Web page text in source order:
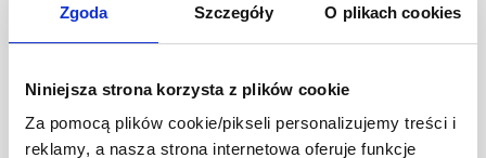
Zgoda Szczegóły O plikach cookies
Niniejsza strona korzysta z plików cookie
Za pomocą plików cookie/pikseli personalizujemy treści i
reklamy, a nasza strona internetowa oferuje funkcje
Prowadzimy zrównoważony system upraw. Dokładnie
sprawdzamy każdą partię oliwek - od momentu zbioru z drzewek
dbamy o różnorodność biologiczną, a każda odmiana oliwek jest
inaczej pielęgnowana. Dzięki wykorzystaniu nowoczesnej
technologii, dysponujemy szczegółowymi informacjami
dotyczącymi pochodzenia surowców i ich składu, co pozwala nam